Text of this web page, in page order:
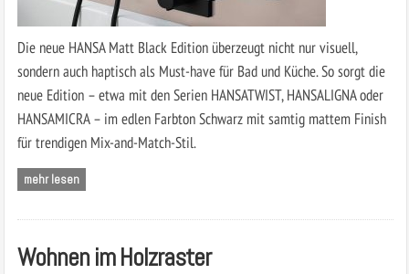
Die neue HANSA Matt Black Edition überzeugt nicht nur visuell,
sondern auch haptisch als Must-have für Bad und Küche. So sorgt die
neue Edition – etwa mit den Serien HANSATWIST, HANSALIGNA oder
HANSAMICRA – im edlen Farbton Schwarz mit samtig mattem Finish
für trendigen Mix-and-Match-Stil.
mehr lesen
Wohnen im Holzraster